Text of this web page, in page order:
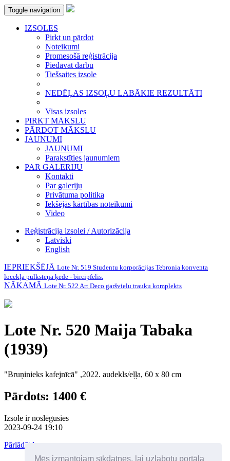
Mēs izmantojam sīkdatnes, lai uzlabotu portāla
Toggle navigation
IZSOLES
Pirkt un pārdot
Noteikumi
Promesošā reģistrācija
Piedāvāt darbu
Tiešsaites izsole
NEDĒĻAS IZSOĻU LABĀKIE REZULTĀTI
Visas izsoles
PIRKT MĀKSLU
PĀRDOT MĀKSLU
JAUNUMI
JAUNUMI
Parakstīties jaunumiem
PAR GALERIJU
Kontakti
Par galeriju
Privātuma politika
Iekšējās kārtības noteikumi
Video
Reģistrācija izsolei / Autorizācija
Latviski
English
IEPRIEKŠĒJĀ Lote Nr. 519 Studentu korporācijas Tebronia konventa
locekļa pulksteņa ķēde - bircipfelis.
NĀKAMĀ Lote Nr. 522 Art Deco garšvielu trauku komplekts
Lote Nr. 520 Maija Tabaka
(1939)
"Bruņinieks kafejnīcā" ,2022. audekls/eļļa, 60 x 80 cm
Pārdots: 1400 €
Izsole ir noslēgusies
2023-09-24 19:10
Pārlādēt lapu